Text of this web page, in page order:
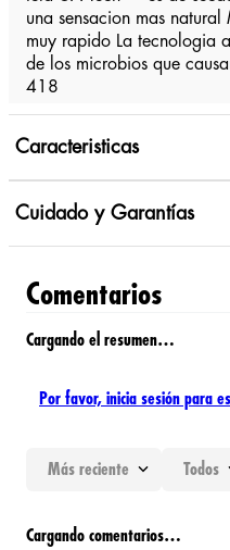
una sensacion mas
muy rapido La tecnologia
de los microbios que
418
Caracteristicas
Cuidado y Garantías
Comentarios
Cargando el resumen…
Por favor, inicia sesión para
Más reciente Todos
Cargando comentarios…